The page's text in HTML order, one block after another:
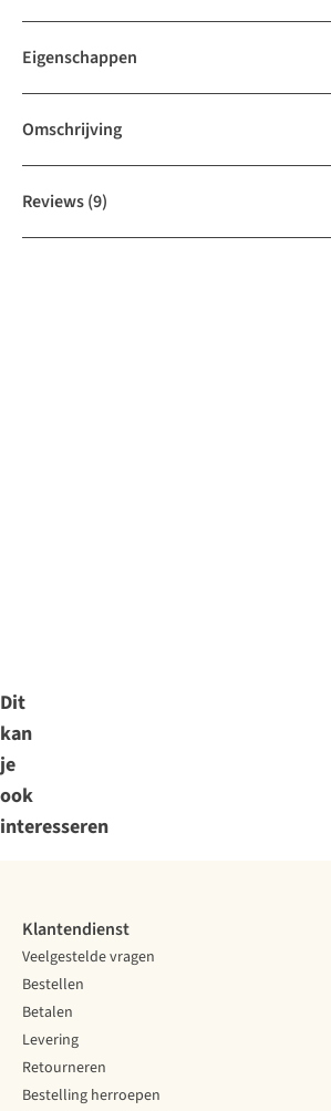
Eigenschappen
Omschrijving
Reviews(9)
Dit
kan
je
ook
interesseren
Klantendienst
Veelgestelde vragen
Bestellen
Betalen
Levering
Retourneren
Bestelling herroepen